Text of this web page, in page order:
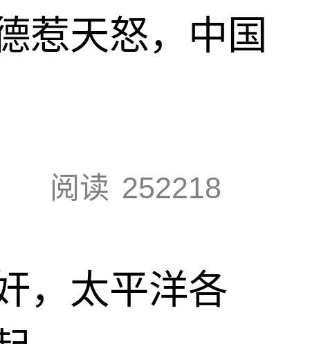
惹天怒，中国
阅读 252218
，太平洋各